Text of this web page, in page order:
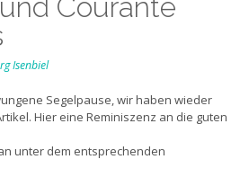
Courante
Isenbiel
Segelpause, wir haben wieder
Hier eine Reminiszenz an die guten
unter dem entsprechenden